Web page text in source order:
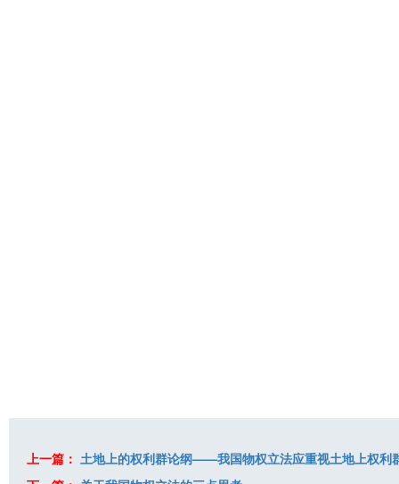
上一篇： 土地上的权利群论纲——我国物权立法应重视土地上权利